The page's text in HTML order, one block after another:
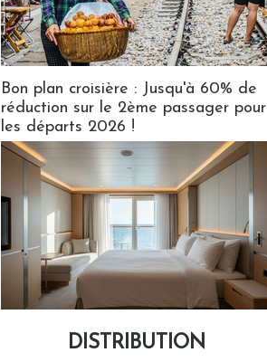
Bon plan croisière : Jusqu'à 60% de
réduction sur le 2ème passager pour
les départs 2026 !
DISTRIBUTION